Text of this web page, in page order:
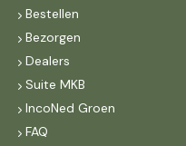
Bestellen
Bezorgen
Dealers
Suite MKB
IncoNed Groen
FAQ